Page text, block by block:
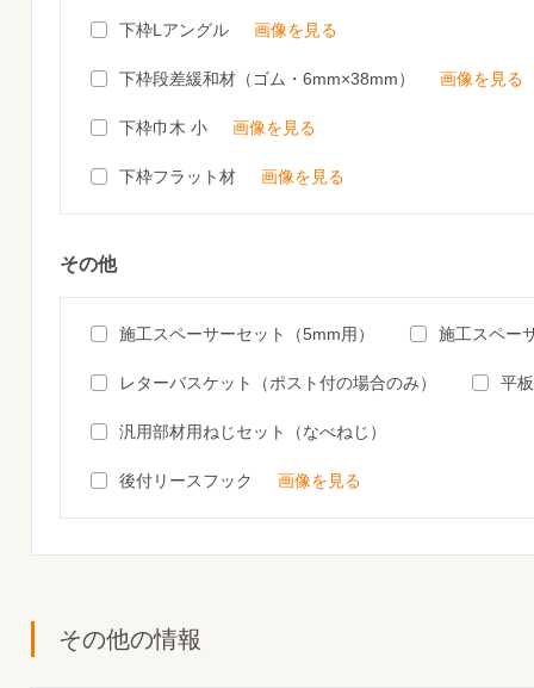
下枠Lアングル 画像を見る
下枠段差緩和材（ゴム・6mm×38mm） 画像を見る
下枠巾木 小 画像を見る
下枠フラット材 画像を見る
その他
施工スペーサーセット（5mm用） 施工スペー
レターバスケット（ポスト付の場合のみ） 平
汎用部材用ねじセット（なべねじ）
後付リースフック 画像を見る
その他の情報